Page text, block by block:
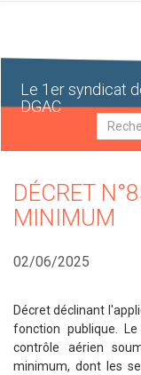
Le 1er syndicat
DGAC
DÉCRET
MINIMUM
02/06/2025
Décret déclinant
fonction publique.
contrôle aérien
minimum, dont les